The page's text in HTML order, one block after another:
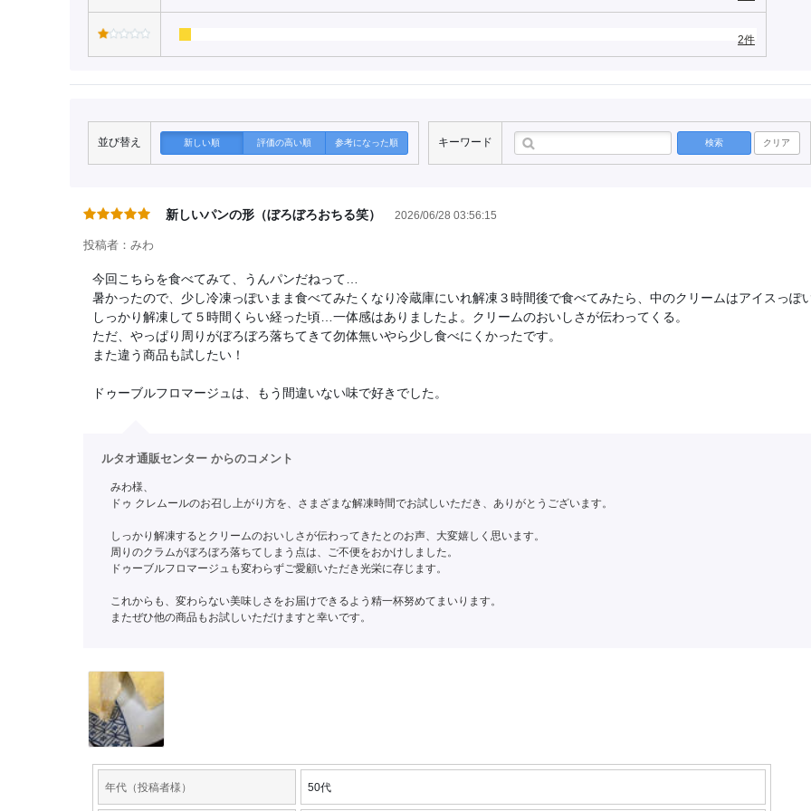
2件
並び替え 新しい順 評価の高い順 参考になった順 キーワード 検索 クリア
新しいパンの形（ぼろぼろおちる笑） 2026/06/28 03:56:15
投稿者：みわ
今回こちらを食べてみて、うんパンだねって…
暑かったので、少し冷凍っぽいまま食べてみたくなり冷蔵庫にいれ解凍３時間後で食べてみたら、中のクリームはアイスっぽ
しっかり解凍して５時間くらい経った頃…一体感はありましたよ。クリームのおいしさが伝わってくる。
ただ、やっぱり周りがぼろぼろ落ちてきて勿体無いやら少し食べにくかったです。
また違う商品も試したい！
ドゥーブルフロマージュは、もう間違いない味で好きでした。
ルタオ通販センター からのコメント
みわ様、
ドゥ クレムールのお召し上がり方を、さまざまな解凍時間でお試しいただき、ありがとうございます。
しっかり解凍するとクリームのおいしさが伝わってきたとのお声、大変嬉しく思います。
周りのクラムがぼろぼろ落ちてしまう点は、ご不便をおかけしました。
ドゥーブルフロマージュも変わらずご愛顧いただき光栄に存じます。
これからも、変わらない美味しさをお届けできるよう精一杯努めてまいります。
またぜひ他の商品もお試しいただけますと幸いです。
年代（投稿者様） 50代